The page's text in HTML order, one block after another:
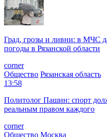
Град, грозы и ливни: в МЧС
погоды в Рязанской области
corner
Общество Рязанская область
13:58
Политолог Пашин: спорт
реальным правом каждого
corner
Общество Москва